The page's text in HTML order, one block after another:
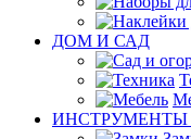
ДОМ И САД
ИНСТРУМЕНТЫ